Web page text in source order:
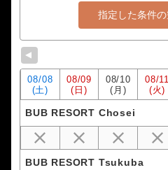
▼
08/08
(土)
08/09
(日)
08/10
(月)
08/11
(火)
BUB RESORT Chosei
BUB RESORT Tsukuba